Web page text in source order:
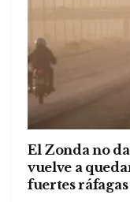
El Zonda no
vuelve a
fuertes